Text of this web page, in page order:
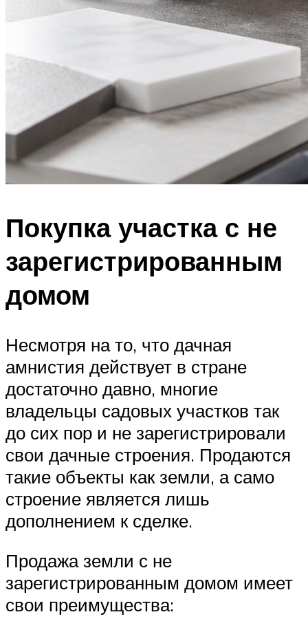
Покупка участка с не
зарегистрированным
домом
Несмотря на то, что дачная
амнистия действует в стране
достаточно давно, многие
владельцы садовых участков так
до сих пор и не зарегистрировали
свои дачные строения. Продаются
такие объекты как земли, а само
строение является лишь
дополнением к сделке.
Продажа земли с не
зарегистрированным домом имеет
свои преимущества: